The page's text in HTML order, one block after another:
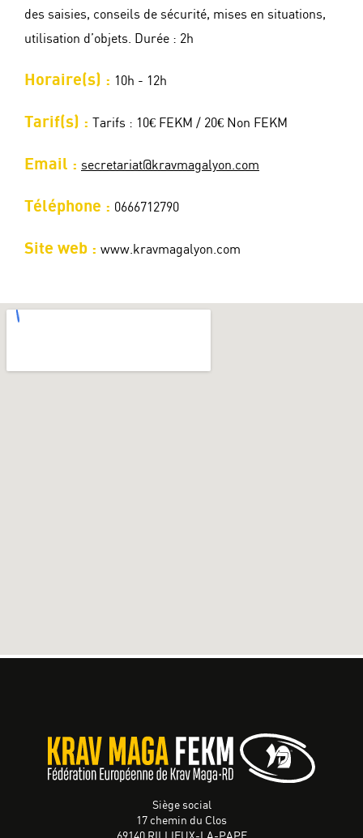
des saisies, conseils de sécurité, mises en situations,
utilisation d’objets. Durée : 2h
Horaire(s) : 10h - 12h
Tarif(s) : Tarifs : 10€ FEKM / 20€ Non FEKM
Email : secretariat@kravmagalyon.com
Téléphone : 0666712790
Site web : www.kravmagalyon.com
Siège social
17 chemin du Clos